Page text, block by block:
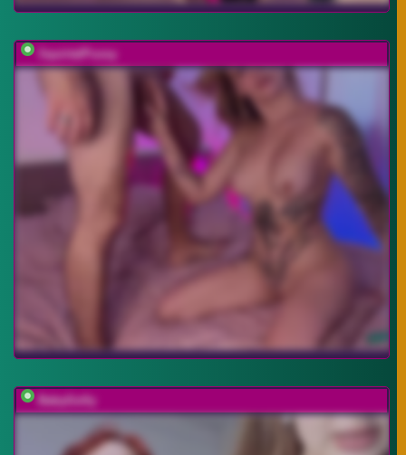
SquirtalPussy
BabyGolly